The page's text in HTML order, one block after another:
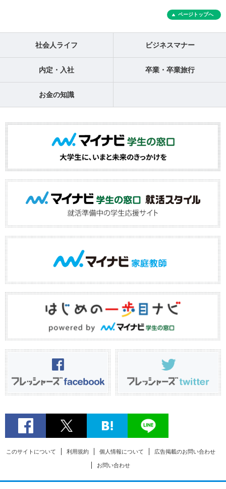
ページトップへ
社会人ライフ ビジネスマナー
内定・入社 卒業・卒業旅行
お金の知識
このサイトについて 利用規約 個人情報について 広告掲載のお問い合わせ
お問い合わせ